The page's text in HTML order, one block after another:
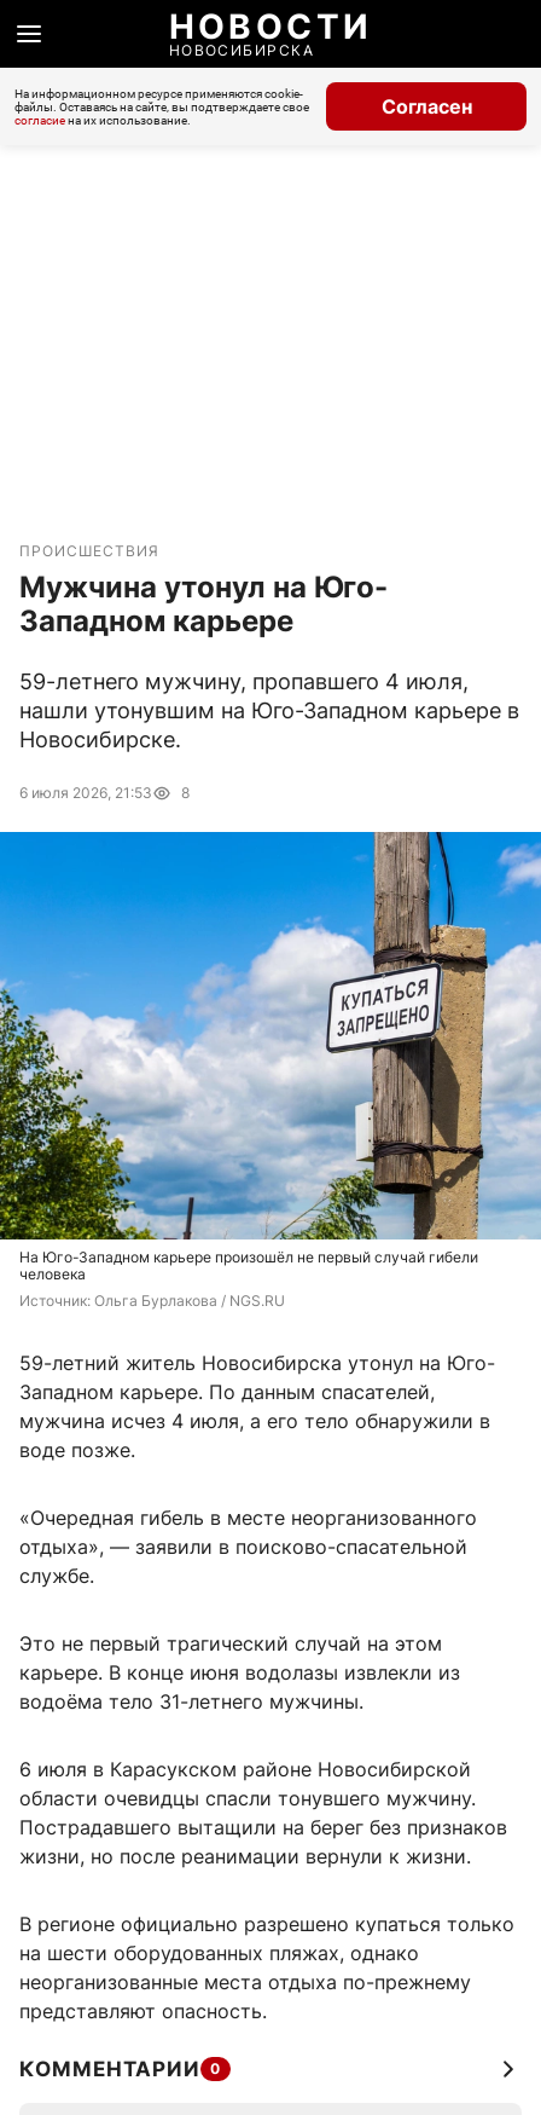
НОВОСТИ
НОВОСИБИРСКА
На информационном ресурсе применяются cookie-
файлы. Оставаясь на сайте, вы подтверждаете свое
согласиена их использование.
Согласен
ПРОИСШЕСТВИЯ
Мужчина утонул на Юго-
Западном карьере
59-летнего мужчину, пропавшего 4 июля,
нашли утонувшим на Юго-Западном карьере в
Новосибирске.
6 июля 2026, 21:53 8
На Юго-Западном карьере произошёл не первый случай гибели
человека
Источник: Ольга Бурлакова / NGS.RU
59-летний житель Новосибирска утонул на Юго-
Западном карьере. По данным спасателей,
мужчина исчез 4 июля, а его тело обнаружили в
воде позже.
«Очередная гибель в месте неорганизованного
отдыха», — заявили в поисково-спасательной
службе.
Это не первый трагический случай на этом
карьере. В конце июня водолазы извлекли из
водоёма тело 31-летнего мужчины.
6 июля в Карасукском районе Новосибирской
области очевидцы спасли тонувшего мужчину.
Пострадавшего вытащили на берег без признаков
жизни, но после реанимации вернули к жизни.
В регионе официально разрешено купаться только
на шести оборудованных пляжах, однако
неорганизованные места отдыха по-прежнему
представляют опасность.
КОММЕНТАРИИ 0